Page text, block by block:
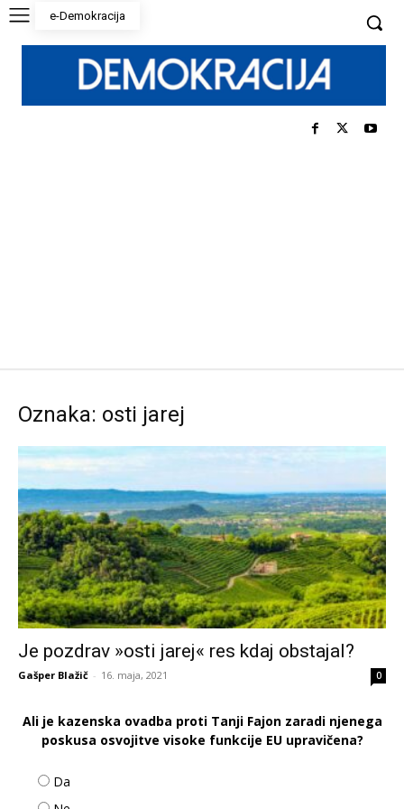
e-Demokracija
Oznaka: osti jarej
Je pozdrav »osti jarej« res kdaj obstajal?
Gašper Blažič - 16. maja, 2021 0
Ali je kazenska ovadba proti Tanji Fajon zaradi njenega
poskusa osvojitve visoke funkcije EU upravičena?
Da